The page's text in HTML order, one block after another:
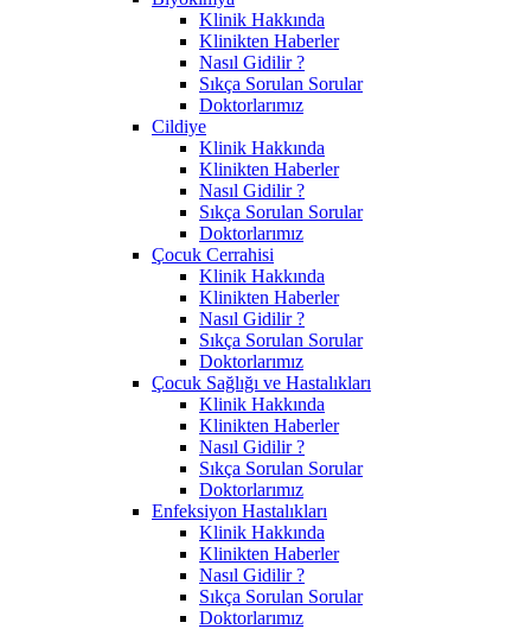
Klinik Hakkında
Klinikten Haberler
Nasıl Gidilir ?
Sıkça Sorulan Sorular
Doktorlarımız
Cildiye
Klinik Hakkında
Klinikten Haberler
Nasıl Gidilir ?
Sıkça Sorulan Sorular
Doktorlarımız
Çocuk Cerrahisi
Klinik Hakkında
Klinikten Haberler
Nasıl Gidilir ?
Sıkça Sorulan Sorular
Doktorlarımız
Çocuk Sağlığı ve Hastalıkları
Klinik Hakkında
Klinikten Haberler
Nasıl Gidilir ?
Sıkça Sorulan Sorular
Doktorlarımız
Enfeksiyon Hastalıkları
Klinik Hakkında
Klinikten Haberler
Nasıl Gidilir ?
Sıkça Sorulan Sorular
Doktorlarımız